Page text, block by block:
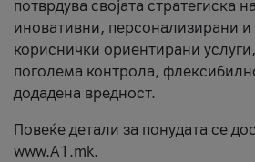
потврдува својата стратегиска
иновативни, персонализирани и
кориснички ориентирани
поголема контрола,
додадена вредност.
Повеќе детали за понудата се
www.А1.mk.